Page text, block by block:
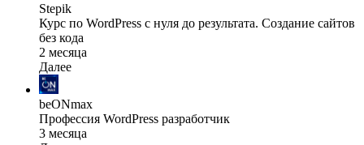
Stepik
Курс по WordPress с нуля до результата. Создание сайтов
без кода
2 месяца
Далее
beONmax
Профессия WordPress разработчик
3 месяца